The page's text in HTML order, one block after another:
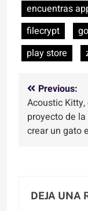
encuentras
filecrypt
play store
de
entradas
Previous:
Acoustic Kitty,
proyecto de la
crear un gato
DEJA UNA